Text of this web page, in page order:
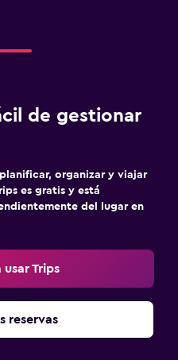
de gestionar
organizar y viajar
es gratis y está
del lugar en
usar Trips
reservas